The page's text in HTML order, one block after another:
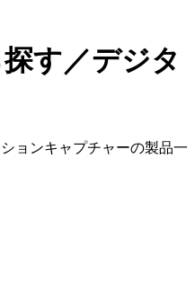
す／デジタ
ョンキャプチャーの製品一